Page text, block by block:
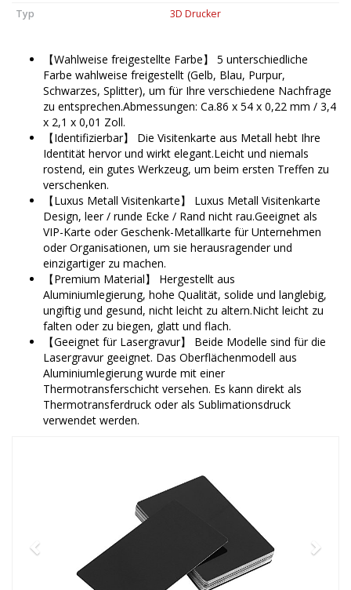
Typ
3D Drucker
【Wahlweise freigestellte Farbe】 5 unterschiedliche
Farbe wahlweise freigestellt (Gelb, Blau, Purpur,
Schwarzes, Splitter), um für Ihre verschiedene Nachfrage
zu entsprechen.Abmessungen: Ca.86 x 54 x 0,22 mm / 3,4
x 2,1 x 0,01 Zoll.
【Identifizierbar】 Die Visitenkarte aus Metall hebt Ihre
Identität hervor und wirkt elegant.Leicht und niemals
rostend, ein gutes Werkzeug, um beim ersten Treffen zu
verschenken.
【Luxus Metall Visitenkarte】 Luxus Metall Visitenkarte
Design, leer / runde Ecke / Rand nicht rau.Geeignet als
VIP-Karte oder Geschenk-Metallkarte für Unternehmen
oder Organisationen, um sie herausragender und
einzigartiger zu machen.
【Premium Material】 Hergestellt aus
Aluminiumlegierung, hohe Qualität, solide und langlebig,
ungiftig und gesund, nicht leicht zu altern.Nicht leicht zu
falten oder zu biegen, glatt und flach.
【Geeignet für Lasergravur】 Beide Modelle sind für die
Lasergravur geeignet. Das Oberflächenmodell aus
Aluminiumlegierung wurde mit einer
Thermotransferschicht versehen. Es kann direkt als
Thermotransferdruck oder als Sublimationsdruck
verwendet werden.